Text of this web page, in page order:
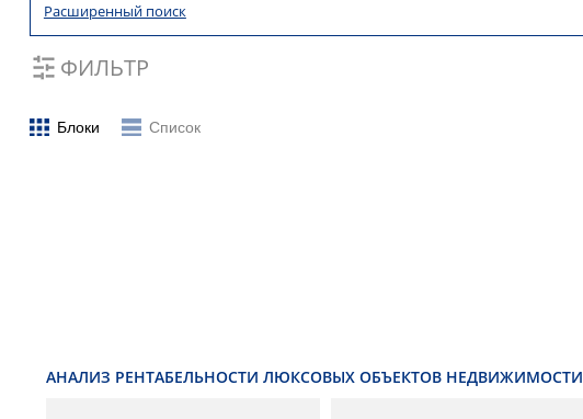
Расширенный поиск
ФИЛЬТР
Блоки Список
АНАЛИЗ РЕНТАБЕЛЬНОСТИ ЛЮКСОВЫХ ОБЪЕКТОВ НЕДВИЖИМОСТИ